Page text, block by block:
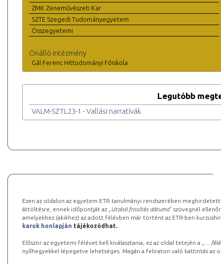
ZMK Zeneművészeti Kar
SZTE Szegedi Tudományegyetem
Összegyetemi
Önálló intézmény
Gál Ferenc Hittudományi Főiskola
Legutóbb
VALM-SZTL23-1 - Vallási narratívák
Ezen az oldalon az egyetem ETR tanulmányi rendszerében
áttöltésre, ennek időpontját az „ Utolsó frissítés dátuma” szövegnél
amelyekhez (akikhez) az adott félévben már történt az ETR-ben
karok honlapján tájékozódhat.
Először az egyetemi félévet kell kiválasztania, ez az oldal tetején a „
…
nyílhegyekkel lépegetve lehetséges. Magán a feliraton való kattintás az